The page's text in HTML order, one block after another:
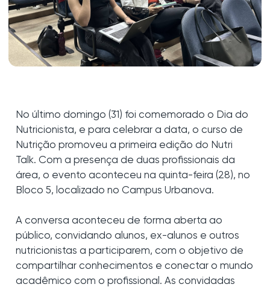
No último domingo (31) foi comemorado o Dia do
Nutricionista, e para celebrar a data, o curso de
Nutrição promoveu a primeira edição do Nutri
Talk. Com a presença de duas profissionais da
área, o evento aconteceu na quinta-feira (28), no
Bloco 5, localizado no Campus Urbanova.
A conversa aconteceu de forma aberta ao
público, convidando alunos, ex-alunos e outros
nutricionistas a participarem, com o objetivo de
compartilhar conhecimentos e conectar o mundo
acadêmico com o profissional. As convidadas